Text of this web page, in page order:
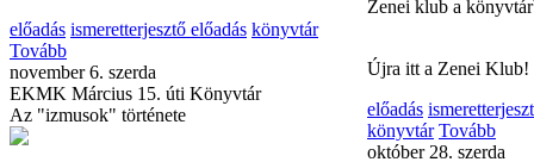
előadás ismeretterjesztő előadás könyvtár
Tovább
november 6. szerda
EKMK Március 15. úti Könyvtár
Az "izmusok" története
irodalmi
könyvbemutató
Eötvös Károly
Közösségi tér
Zenei klub a